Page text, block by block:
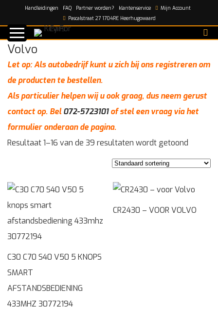
Handleidingen FAQ Partner worden? klantenservice
Mijn Account
Pascalstraat 27 1704RE Heerhugowaard
Home/Automerken/Volvo
Volvo
Let op: Als autobedrijf kunt u zich bij ons registreren om
de producten te bestellen.
Als particulier helpen wij u ook graag, dus neem gerust
contact op. Bel072-5723101of stel een vraag via het
formulier onderaan de pagina.
Resultaat 1–16 van de 39 resultaten wordt getoond
C30 C70 S40 V50 5 KNOPS
SMART
AFSTANDSBEDIENING
433MHZ 30772194
CR2430 – VOOR VOLVO